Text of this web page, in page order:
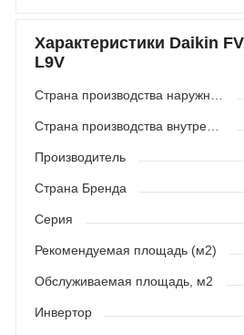
Характеристики Daikin
L9V
Страна производства наружного блока
Страна производства внутреннего блока
Производитель
Страна Бренда
Серия
Рекомендуемая площадь (м2)
Обслуживаемая площадь, м2
Инвертор